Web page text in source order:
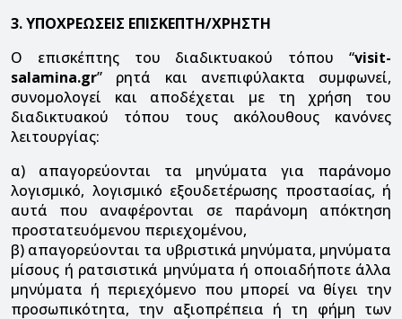
3. ΥΠΟΧΡΕΩΣΕΙΣ ΕΠΙΣΚΕΠΤΗ/ΧΡΗΣΤΗ
Ο επισκέπτης του διαδικτυακού τόπου “visit-
salamina.gr” ρητά και ανεπιφύλακτα συμφωνεί,
συνομολογεί και αποδέχεται με τη χρήση του
διαδικτυακού τόπου τους ακόλουθους κανόνες
λειτουργίας:
α) απαγορεύονται τα μηνύματα για παράνομο
λογισμικό, λογισμικό εξουδετέρωσης προστασίας, ή
αυτά που αναφέρονται σε παράνομη απόκτηση
προστατευόμενου περιεχομένου,
β) απαγορεύονται τα υβριστικά μηνύματα, μηνύματα
μίσους ή ρατσιστικά μηνύματα ή οποιαδήποτε άλλα
μηνύματα ή περιεχόμενο που μπορεί να θίγει την
προσωπικότητα, την αξιοπρέπεια ή τη φήμη των